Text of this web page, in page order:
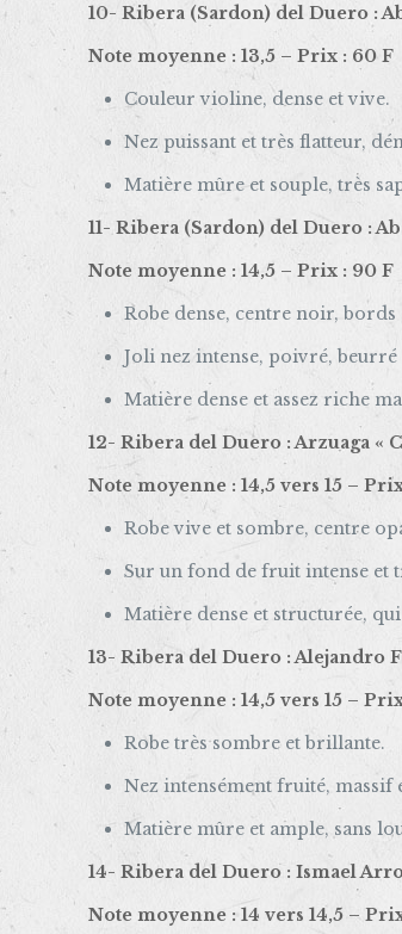
10- Ribera (Sardon) del Duero :
Note moyenne : 13,5 – Prix : 60 F
Couleur violine, dense et vive.
Nez puissant et très flatteur,
Matière mûre et souple, très
11- Ribera (Sardon) del Duero :
Note moyenne : 14,5 – Prix : 90 F
Robe dense, centre noir, bords
Joli nez intense, poivré, beurré
Matière dense et assez riche
12- Ribera del Duero : Arzuaga «
Note moyenne : 14,5 vers 15 –
Robe vive et sombre, centre
Sur un fond de fruit intense et
Matière dense et structurée,
13- Ribera del Duero : Alejandro
Note moyenne : 14,5 vers 15 – Prix
Robe très sombre et brillante.
Nez intensément fruité, massif
Matière mûre et ample, sans
14- Ribera del Duero : Ismael
Note moyenne : 14 vers 14,5 –